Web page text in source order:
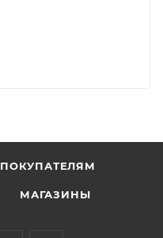
ПОКУПАТЕЛЯМ
МАГАЗИНЫ